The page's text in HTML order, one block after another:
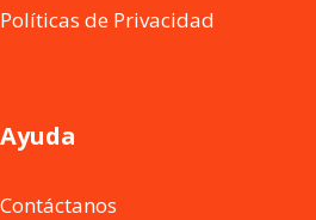
Políticas de Privacidad
Ayuda
Contáctanos